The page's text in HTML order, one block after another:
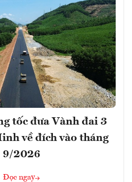
tốc đưa Vành đai 3
về đích vào tháng
9/2026
Đọc ngay